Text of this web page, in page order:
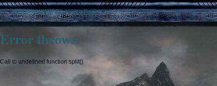
«Drachenskelett von H. von Raden
Error thrown
Call to undefined function split()